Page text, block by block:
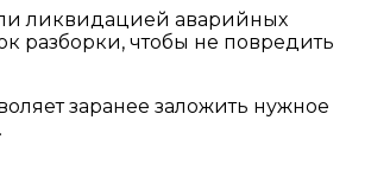
ликвидацией аварийных
разборки, чтобы не повредить
заранее заложить нужное